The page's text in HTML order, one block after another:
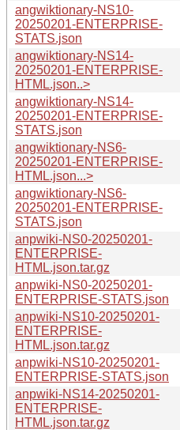
angwiktionary-NS10-
20250201-ENTERPRISE-
STATS.json
angwiktionary-NS14-
20250201-ENTERPRISE-
HTML.json..>
angwiktionary-NS14-
20250201-ENTERPRISE-
STATS.json
angwiktionary-NS6-
20250201-ENTERPRISE-
HTML.json...>
angwiktionary-NS6-
20250201-ENTERPRISE-
STATS.json
anpwiki-NS0-20250201-
ENTERPRISE-
HTML.json.tar.gz
anpwiki-NS0-20250201-
ENTERPRISE-STATS.json
anpwiki-NS10-20250201-
ENTERPRISE-
HTML.json.tar.gz
anpwiki-NS10-20250201-
ENTERPRISE-STATS.json
anpwiki-NS14-20250201-
ENTERPRISE-
HTML.json.tar.gz